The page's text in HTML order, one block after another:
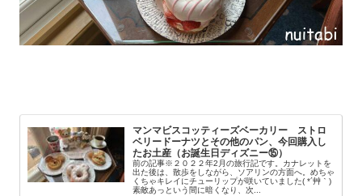
マンマビスコッティーズベーカリー ストロ
ベリードーナツとその他のパン、今回購入し
たお土産（お誕生日ディズニー⑮）
前の記事※２０２２年2月の旅行記です。カナレットを
出た後は、散歩をしながら、ソアリンの方面へ。めちゃ
くちゃキレイにチューリップが咲いていました( *´艸｀)
素敵あっという間に暗くなり、次...